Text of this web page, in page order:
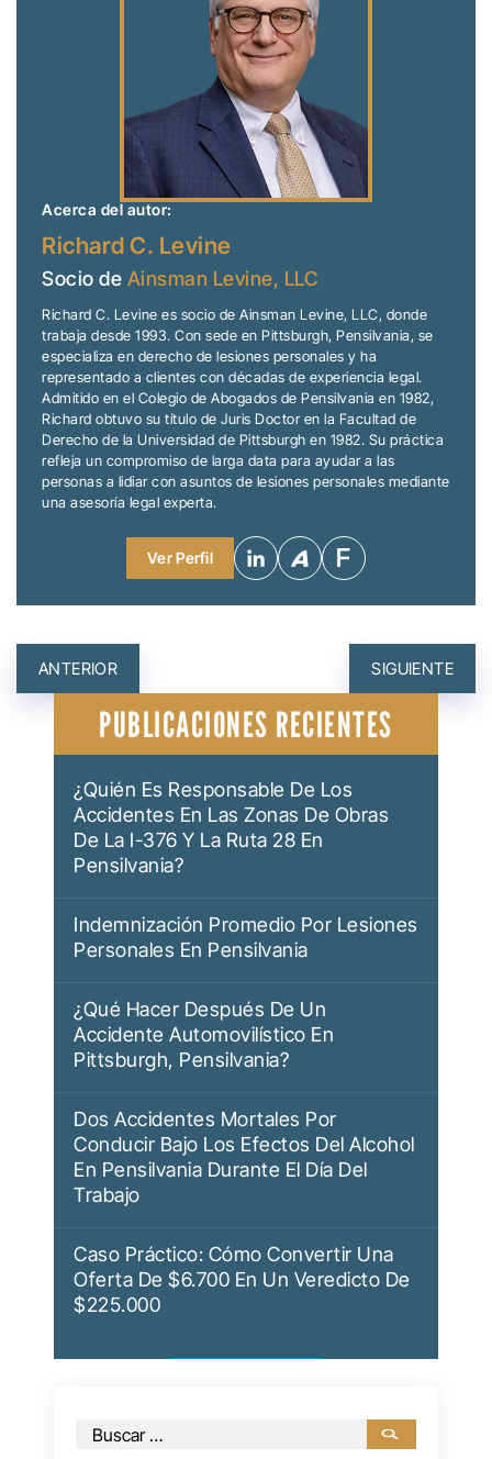
Acerca del autor:
Richard C. Levine
Socio de Ainsman Levine, LLC
Richard C. Levine es socio de Ainsman Levine, LLC, donde
trabaja desde 1993. Con sede en Pittsburgh, Pensilvania, se
especializa en derecho de lesiones personales y ha
representado a clientes con décadas de experiencia legal.
Admitido en el Colegio de Abogados de Pensilvania en 1982,
Richard obtuvo su título de Juris Doctor en la Facultad de
Derecho de la Universidad de Pittsburgh en 1982. Su práctica
refleja un compromiso de larga data para ayudar a las
personas a lidiar con asuntos de lesiones personales mediante
una asesoría legal experta.
Ver Perfil
NAVEGACIÓN
DE
ENTRADAS
ANTERIOR SIGUIENTE
PUBLICACIONES RECIENTES
¿Quién Es Responsable De Los
Accidentes En Las Zonas De Obras
De La I-376 Y La Ruta 28 En
Pensilvania?
Indemnización Promedio Por Lesiones
Personales En Pensilvania
¿Qué Hacer Después De Un
Accidente Automovilístico En
Pittsburgh, Pensilvania?
Dos Accidentes Mortales Por
Conducir Bajo Los Efectos Del Alcohol
En Pensilvania Durante El Día Del
Trabajo
Caso Práctico: Cómo Convertir Una
Oferta De $6.700 En Un Veredicto De
$225.000
Buscar: